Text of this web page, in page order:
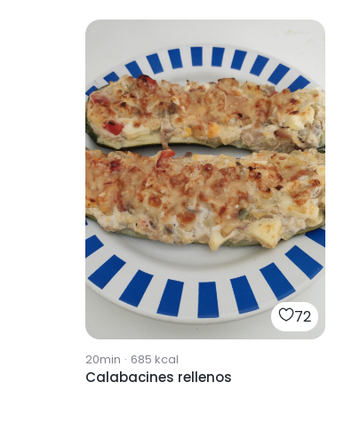
72
20min · 685 kcal
Calabacines rellenos